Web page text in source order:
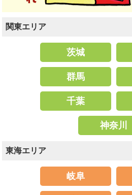
関東エリア
茨城
群馬
千葉
神奈川
東海エリア
岐阜